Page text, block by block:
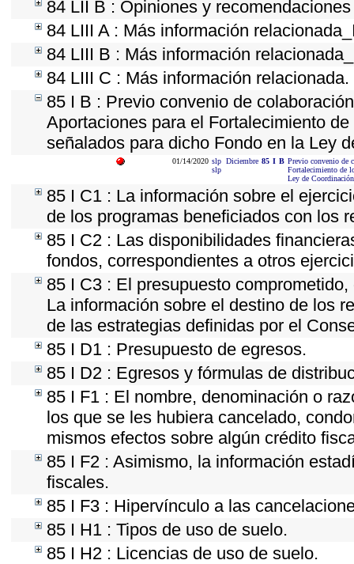
84 LII B : Opiniones y
84 LIII A : Más información
84 LIII B : Más información
84 LIII C : Más información
85 I B : Previo convenio de
Aportaciones para el Fortalecimiento
señalados para dicho Fondo en la Ley
01/14/2020 slp
slp
Diciembre 85 I B Previo convenio de
Fortalecimiento de
Ley de
85 I C1 : La información sobre el
de los programas beneficiados con los
85 I C2 : Las disponibilidades
fondos, correspondientes a otros
85 I C3 : El presupuesto
La información sobre el destino de los
de las estrategias definidas por el
85 I D1 : Presupuesto de egresos.
85 I D2 : Egresos y fórmulas de
85 I F1 : El nombre, denominación o
los que se les hubiera cancelado,
mismos efectos sobre algún crédito
85 I F2 : Asimismo, la información
fiscales.
85 I F3 : Hipervínculo a las
85 I H1 : Tipos de uso de suelo.
85 I H2 : Licencias de uso de suelo.